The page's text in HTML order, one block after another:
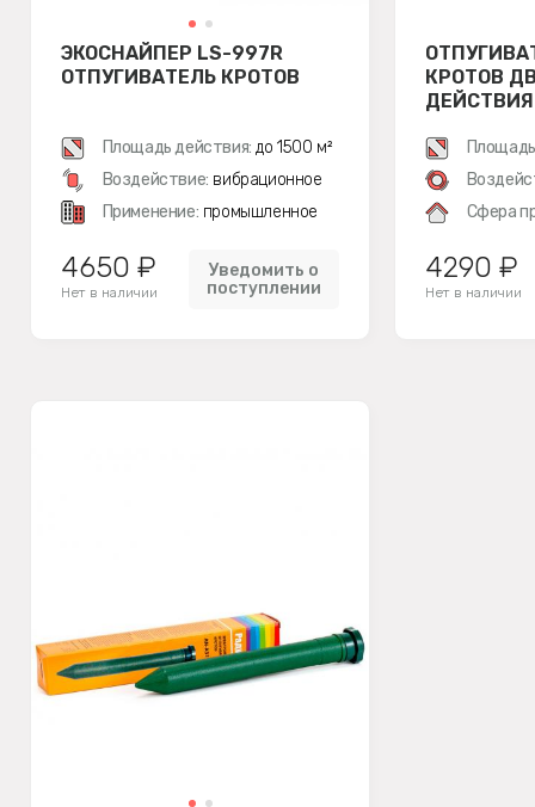
ЭКОСНАЙПЕР LS-997R
ОТПУГИВАТЕЛЬ КРОТОВ
Площадь действия: до 1500 м²
Воздействие: вибрационное
Применение: промышленное
4650 ₽
Нет в наличии
Уведомить о
поступлении
КРОТОВ
ДЕЙСТВИЯ
Сфера
4290 ₽
Нет в наличии